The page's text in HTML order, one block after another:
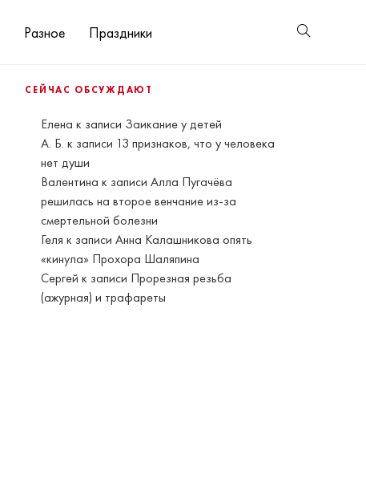
Разное Праздники
СЕЙЧАС ОБСУЖДАЮТ
Елена к записи Заикание у детей
А. Б. к записи 13 признаков, что у человека
нет души
Валентина к записиАлла Пугачёва
решилась на второе венчание из-за
смертельной болезни
Геля к записиАнна Калашникова опять
«кинула» Прохора Шаляпина
Сергей к записи Прорезная резьба
(ажурная) и трафареты